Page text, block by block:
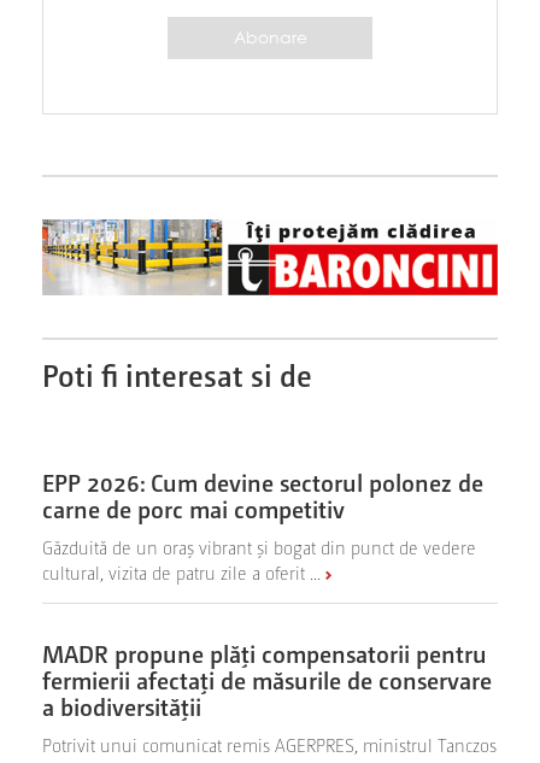
Poti fi interesat si de
EPP 2026: Cum devine sectorul polonez de
carne de porc mai competitiv
Găzduită de un oraș vibrant și bogat din punct de vedere
cultural, vizita de patru zile a oferit ...
MADR propune plăţi compensatorii pentru
fermierii afectaţi de măsurile de conservare
a biodiversităţii
Potrivit unui comunicat remis AGERPRES, ministrul Tanczos